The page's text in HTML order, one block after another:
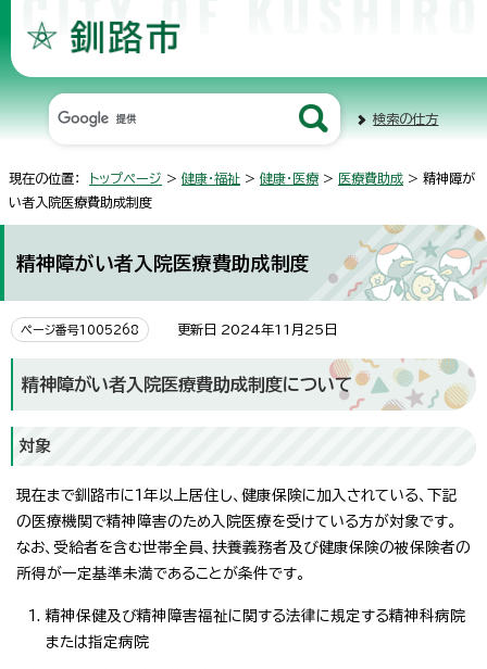
検索の仕方
現在の位置： トップページ > 健康・福祉 > 健康・医療 > 医療費助成 > 精神障が
い者入院医療費助成制度
精神障がい者入院医療費助成制度
ページ番号1005268 更新日 2024年11月25日
精神障がい者入院医療費助成制度について
対象
現在まで釧路市に1年以上居住し、健康保険に加入されている、下記
の医療機関で精神障害のため入院医療を受けている方が対象です。
なお、受給者を含む世帯全員、扶養義務者及び健康保険の被保険者の
所得が一定基準未満であることが条件です。
精神保健及び精神障害福祉に関する法律に規定する精神科病院
または指定病院